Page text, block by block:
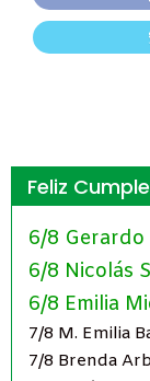
Feliz
6/8
6/8 Nicolás
6/8 Emilia
7/8 M. Emilia
7/8 Brenda